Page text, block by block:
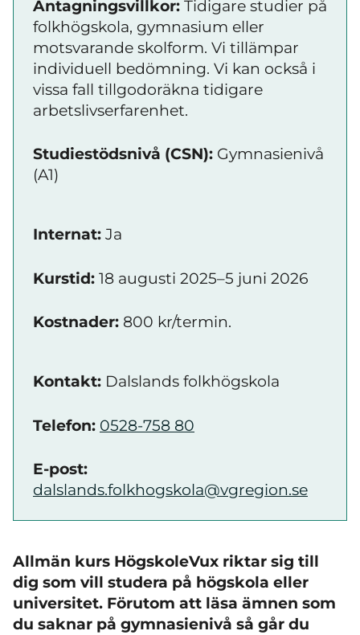
Antagningsvillkor: Tidigare studier på
folkhögskola, gymnasium eller
motsvarande skolform. Vi tillämpar
individuell bedömning. Vi kan också i
vissa fall tillgodoräkna tidigare
arbetslivserfarenhet.
Studiestödsnivå (CSN): Gymnasienivå
(A1)
Internat: Ja
Kurstid: 18 augusti 2025–5 juni 2026
Kostnader: 800 kr/termin.
Kontakt: Dalslands folkhögskola
Telefon: 0528-758 80
E-post:
dalslands.folkhogskola@vgregion.se
Allmän kurs HögskoleVux riktar sig till
dig som vill studera på högskola eller
universitet. Förutom att läsa ämnen som
du saknar på gymnasienivå så går du